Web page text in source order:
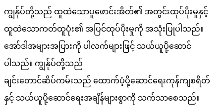
ကျွန်ုပ်တို့သည် ထူထဲသောပူဖောင်းအိတ်၏ အတွင်းထုပ်ပိုးမှုနှင့်
ထူထဲသောကတ်ထူပုံး၏ အပြင်ထုပ်ပိုးမှုကို အသုံးပြုပါသည်။
အော်ဒါအများအပြားကို ပါလက်များဖြင့် သယ်ယူပို့ဆောင်
ပါသည်။ ကျွန်ုပ်တို့သည်
ချင်းတောင်ဆိပ်ကမ်းသည် ထောက်ပံ့ပို့ဆောင်ရေးကုန်ကျစရိတ်
နှင့် သယ်ယူပို့ဆောင်ရေးအချိန်များစွာကို သက်သာစေသည်။